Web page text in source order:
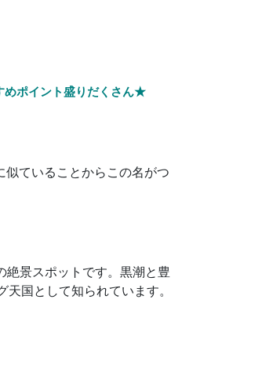
めポイント盛りだくさん★
ていることからこの名がつ
絶景スポットです。黒潮と豊
国として知られています。